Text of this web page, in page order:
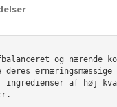
og nærende
ernæringsmæssige
ingredienser af høj